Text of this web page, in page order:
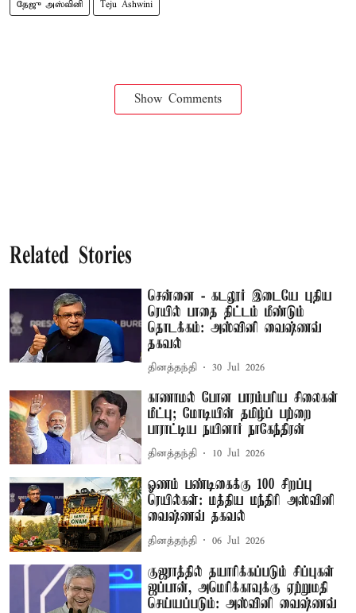
தேஜு அஸ்வினி Teju Ashwini
Show Comments
Related Stories
சென்னை - கடலூர் இடையே புதிய
ரெயில் பாதை திட்டம் மீண்டும்
தொடக்கம்: அஸ்வினி வைஷ்ணவ்
தகவல்
தினத்தந்தி 30 Jul 2026
காணாமல் போன பாரம்பரிய சிலைகள்
மீட்பு; மோடியின் தமிழ்ப் பற்றை
பாராட்டிய நயினார் நாகேந்திரன்
தினத்தந்தி 10 Jul 2026
ஓணம் பண்டிகைக்கு 100 சிறப்பு
ரெயில்கள்: மத்திய மந்திரி அஸ்வினி
வைஷ்ணவ் தகவல்
தினத்தந்தி 06 Jul 2026
குஜராத்தில் தயாரிக்கப்படும் சிப்புகள்
ஜப்பான், அமெரிக்காவுக்கு ஏற்றுமதி
செய்யப்படும்: அஸ்வினி வைஷ்ணவ்